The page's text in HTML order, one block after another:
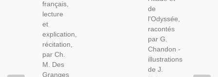
Des
Granges,
1933 -
Manuels
De
Français
français,
lecture
et
explication,
récitation,
par Ch.
M. Des
Granges
Chandon,
1990 -,
Homère,
Grèce
Antique,
Auteurs
Classiques
Grecs,
de
l'Odyssée,
racontés
par G.
Chandon -
illustrations
de J.